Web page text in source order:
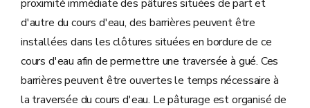
proximité immédiate des pâtures situées de part et
d'autre du cours d'eau, des barrières peuvent être
installées dans les clôtures situées en bordure de ce
cours d'eau afin de permettre une traversée à gué. Ces
barrières peuvent être ouvertes le temps nécessaire à
la traversée du cours d'eau. Le pâturage est organisé de